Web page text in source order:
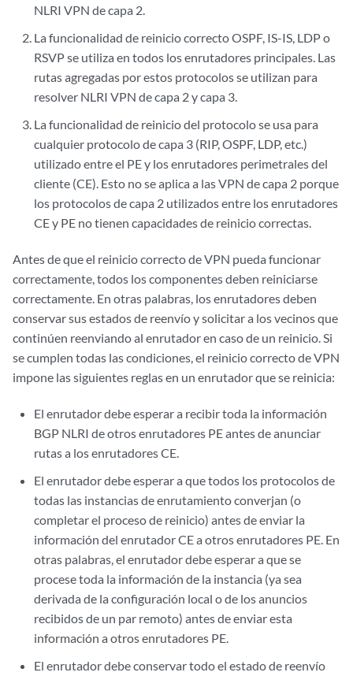
NLRI VPN de capa 2.
La funcionalidad de reinicio correcto OSPF, IS-IS, LDP o
RSVP se utiliza en todos los enrutadores principales. Las
rutas agregadas por estos protocolos se utilizan para
resolver NLRI VPN de capa 2 y capa 3.
La funcionalidad de reinicio del protocolo se usa para
cualquier protocolo de capa 3 (RIP, OSPF, LDP, etc.)
utilizado entre el PE y los enrutadores perimetrales del
cliente (CE). Esto no se aplica a las VPN de capa 2 porque
los protocolos de capa 2 utilizados entre los enrutadores
CE y PE no tienen capacidades de reinicio correctas.
Antes de que el reinicio correcto de VPN pueda funcionar
correctamente, todos los componentes deben reiniciarse
correctamente. En otras palabras, los enrutadores deben
conservar sus estados de reenvío y solicitar a los vecinos que
continúen reenviando al enrutador en caso de un reinicio. Si
se cumplen todas las condiciones, el reinicio correcto de VPN
impone las siguientes reglas en un enrutador que se reinicia:
El enrutador debe esperar a recibir toda la información
BGP NLRI de otros enrutadores PE antes de anunciar
rutas a los enrutadores CE.
El enrutador debe esperar a que todos los protocolos de
todas las instancias de enrutamiento converjan (o
completar el proceso de reinicio) antes de enviar la
información del enrutador CE a otros enrutadores PE. En
otras palabras, el enrutador debe esperar a que se
procese toda la información de la instancia (ya sea
derivada de la configuración local o de los anuncios
recibidos de un par remoto) antes de enviar esta
información a otros enrutadores PE.
El enrutador debe conservar todo el estado de reenvío